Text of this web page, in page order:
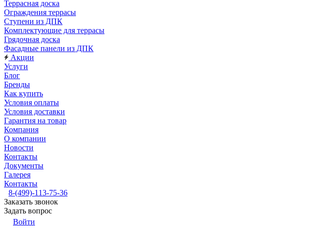
Террасная доска
Ограждения террасы
Ступени из ДПК
Комплектующие для террасы
Грядочная доска
Фасадные панели из ДПК
Акции
Услуги
Блог
Бренды
Как купить
Условия оплаты
Условия доставки
Гарантия на товар
Компания
О компании
Новости
Контакты
Документы
Галерея
Контакты
8-(499)-113-75-36
Заказать звонок
Задать вопрос
Войти